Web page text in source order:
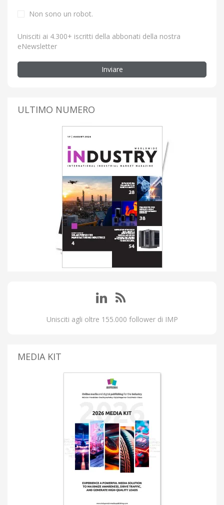
Non sono un robot.
Unisciti ai 4.300+ iscritti della abbonati della nostra
eNewsletter
Inviare
ULTIMO NUMERO
Unisciti agli oltre 155.000 follower di IMP
MEDIA KIT